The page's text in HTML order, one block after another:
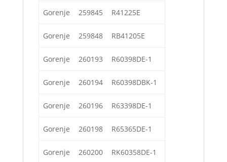
Gorenje 259845 R41225E
Gorenje 259848 RB41205E
Gorenje 260193 R60398DE-1
Gorenje 260194 R60398DBK-1
Gorenje 260196 R63398DE-1
Gorenje 260198 R65365DE-1
Gorenje 260200 RK60358DE-1